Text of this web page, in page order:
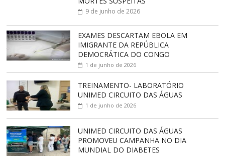
9 de junho de 2026
EXAMES DESCARTAM EBOLA EM
IMIGRANTE DA REPÚBLICA
DEMOCRÁTICA DO CONGO
1 de junho de 2026
TREINAMENTO- LABORATÓRIO
UNIMED CIRCUITO DAS ÁGUAS
1 de junho de 2026
UNIMED CIRCUITO DAS ÁGUAS
PROMOVEU CAMPANHA NO DIA
MUNDIAL DO DIABETES